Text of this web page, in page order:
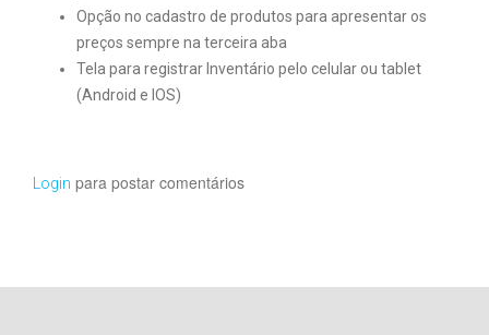
Opção no cadastro de produtos para apresentar os
preços sempre na terceira aba
Tela para registrar Inventário pelo celular ou tablet
(Android e IOS)
Login para postar comentários